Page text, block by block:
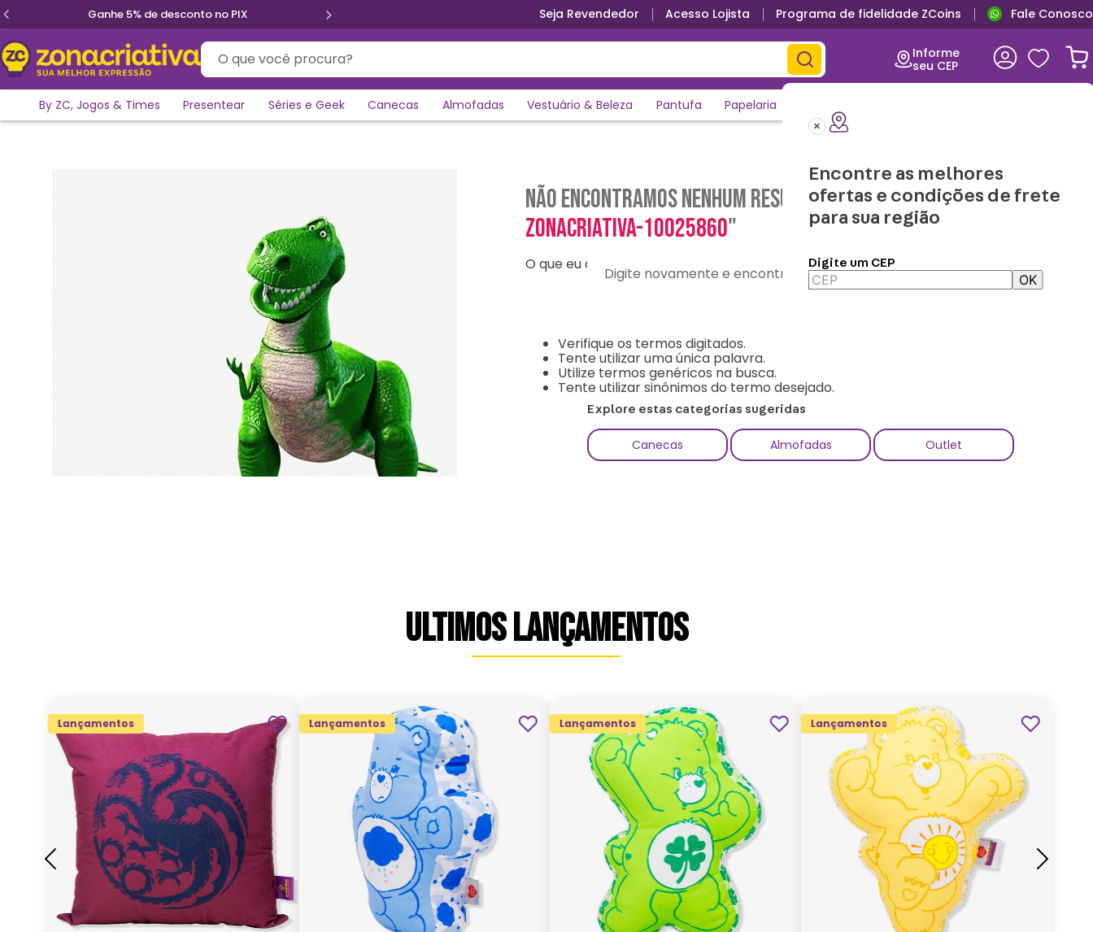
Parcele em até 12x sem juros Seja Revendedor Acesso Lojista Programa de fidelidade ZCoins Fale Conosco
O que você procura?
Informe
seu CEP
Encontre as melhores
ofertas e condições de frete
para sua região
Digite um CEP
OK
By ZC, Jogos & Times Presentear Séries e Geek Canecas Almofadas Vestuário & Beleza Pantufa Papelaria
Não encontramos nenhum resultado para "caneca-buck-cafe---
zonacriativa-10025860"
O que eu devo fazer?
Verifique os termos digitados.
Tente utilizar uma única palavra.
Utilize termos genéricos na busca.
Tente utilizar sinônimos do termo desejado.
Digite novamente e encontre o que precisa
Explore estas categorias sugeridas
Canecas Almofadas Outlet
ULTIMOS LANÇAMENTOS
Lançamentos
ADICIONAR AO
Lançamentos
ADICIONAR AO
Lançamentos
ADICIONAR AO
Lançamentos
ADICIONAR AO